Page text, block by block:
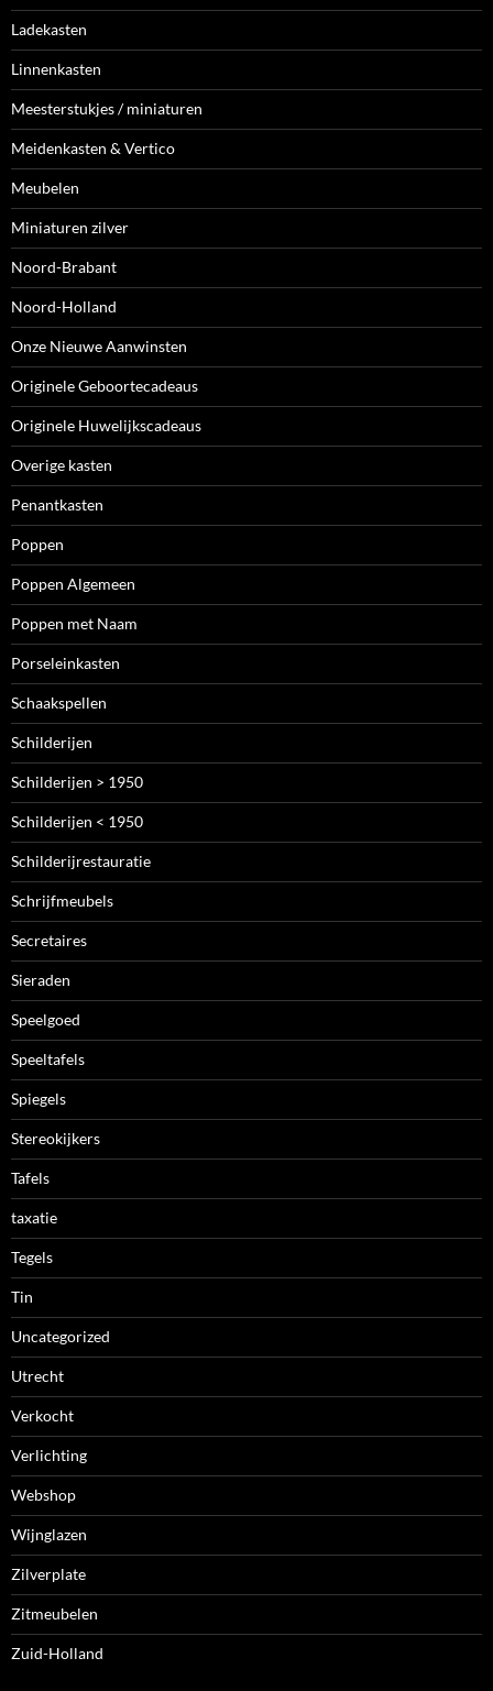
Ladekasten
Linnenkasten
Meesterstukjes / miniaturen
Meidenkasten & Vertico
Meubelen
Miniaturen zilver
Noord-Brabant
Noord-Holland
Onze Nieuwe Aanwinsten
Originele Geboortecadeaus
Originele Huwelijkscadeaus
Overige kasten
Penantkasten
Poppen
Poppen Algemeen
Poppen met Naam
Porseleinkasten
Schaakspellen
Schilderijen
Schilderijen > 1950
Schilderijen < 1950
Schilderijrestauratie
Schrijfmeubels
Secretaires
Sieraden
Speelgoed
Speeltafels
Spiegels
Stereokijkers
Tafels
taxatie
Tegels
Tin
Uncategorized
Utrecht
Verkocht
Verlichting
Webshop
Wijnglazen
Zilverplate
Zitmeubelen
Zuid-Holland